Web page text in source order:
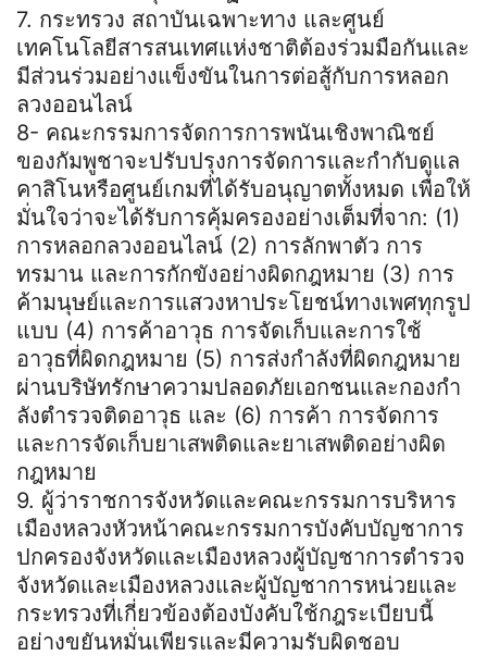
7. กระทรวง สถาบันเฉพาะทาง และศูนย์
เทคโนโลยีสารสนเทศแห่งชาติต้องร่วมมือกันและ
มีส่วนร่วมอย่างแข็งขันในการต่อสู้กับการหลอก
ลวงออนไลน์
8- คณะกรรมการจัดการการพนันเชิงพาณิชย์
ของกัมพูชาจะปรับปรุงการจัดการและกํากับดูแล
คาสิโนหรือศูนย์เกมที่ได้รับอนุญาตทั้งหมด เพื่อให้
มั่นใจว่าจะได้รับการคุ้มครองอย่างเต็มที่จาก: (1)
การหลอกลวงออนไลน์ (2) การลักพาตัว การ
ทรมาน และการกักขังอย่างผิดกฎหมาย (3) การ
ค้ามนุษย์และการแสวงหาประโยชน์ทางเพศทุกรูป
แบบ (4) การค้าอาวุธ การจัดเก็บและการใช้
อาวุธที่ผิดกฎหมาย (5) การส่งกําลังที่ผิดกฎหมาย
ผ่านบริษัทรักษาความปลอดภัยเอกชนและกองกํา
ลังตํารวจติดอาวุธ และ (6) การค้า การจัดการ
และการจัดเก็บยาเสพติดและยาเสพติดอย่างผิด
กฎหมาย
9. ผู้ว่าราชการจังหวัดและคณะกรรมการบริหาร
เมืองหลวงหัวหน้าคณะกรรมการบังคับบัญชาการ
ปกครองจังหวัดและเมืองหลวงผู้บัญชาการตํารวจ
จังหวัดและเมืองหลวงและผู้บัญชาการหน่วยและ
กระทรวงที่เกี่ยวข้องต้องบังคับใช้กฎระเบียบนี้
อย่างขยันหมั่นเพียรและมีความรับผิดชอบ